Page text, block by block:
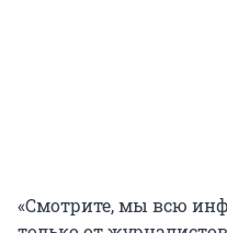
«Смотрите, мы всю